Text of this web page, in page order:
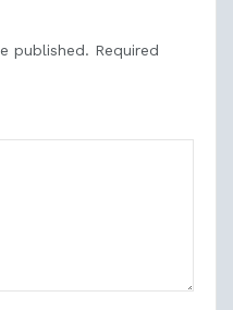
published. Required